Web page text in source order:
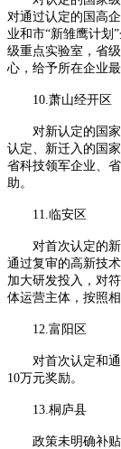
对通过认定的国高
业和市“新雏鹰计划
级重点实验室，省
心，给予所在企业最
10.萧山经开区
对新认定的国家
认定、新迁入的国
省科技领军企业、
助。
11.临安区
对首次认定的新
通过复审的高新技
加大研发投入，对
体运营主体，按照
12.富阳区
对首次认定和通
10万元奖励。
13.桐庐县
政策未明确补贴